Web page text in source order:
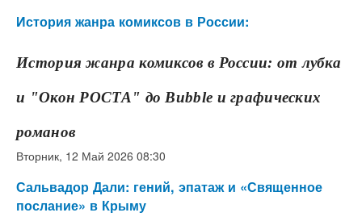
История жанра комиксов в России:
История жанра комиксов в России: от лубка
и "Окон РОСТА" до Bubble и графических
романов
Вторник, 12 Май 2026 08:30
Сальвадор Дали: гений, эпатаж и «Священное
послание» в Крыму